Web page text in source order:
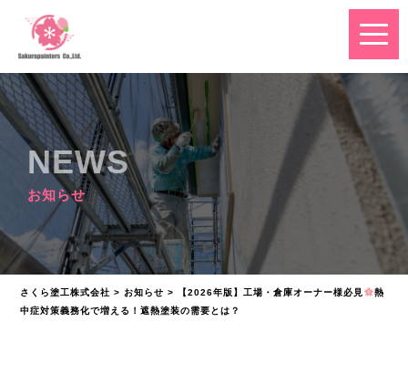
NEWS
お知らせ
さくら塗工株式会社 > お知らせ > 【2026年版】工場・倉庫オーナー様必見
熱
中症対策義務化で増える！遮熱塗装の需要とは？